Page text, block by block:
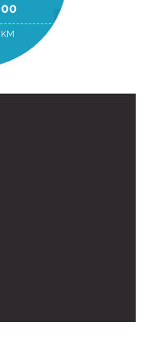
00
KM